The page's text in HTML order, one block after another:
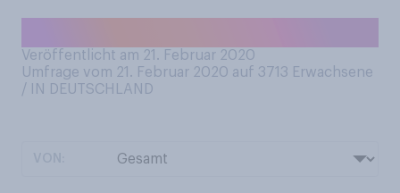
Veröffentlicht am 21. Februar 2020
Umfrage vom 21. Februar 2020 auf 3713 Erwachsene
/ IN DEUTSCHLAND